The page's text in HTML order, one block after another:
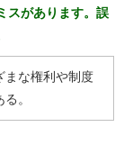
スがあります。誤
まな権利や制度
。